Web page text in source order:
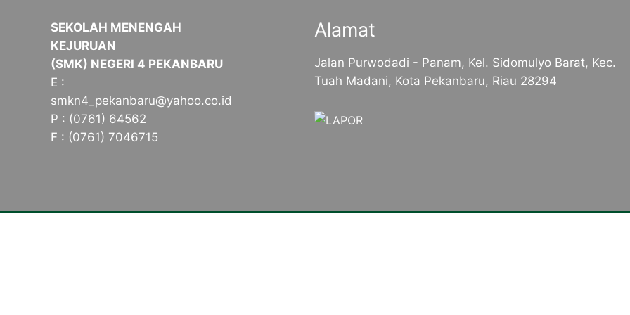
SEKOLAH MENENGAH
KEJURUAN
(SMK) NEGERI 4 PEKANBARU
E :
smkn4_pekanbaru@yahoo.co.id
P : (0761) 64562
F : (0761) 7046715
Alamat
Jalan Purwodadi - Panam, Kel. Sidomulyo Barat, Kec.
Tuah Madani, Kota Pekanbaru, Riau 28294